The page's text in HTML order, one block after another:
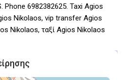
Phone 6982382625. Taxi Agios
Nikolaos, vip transfer Agios
Nikolaos, ταξί Agios Nikolaos